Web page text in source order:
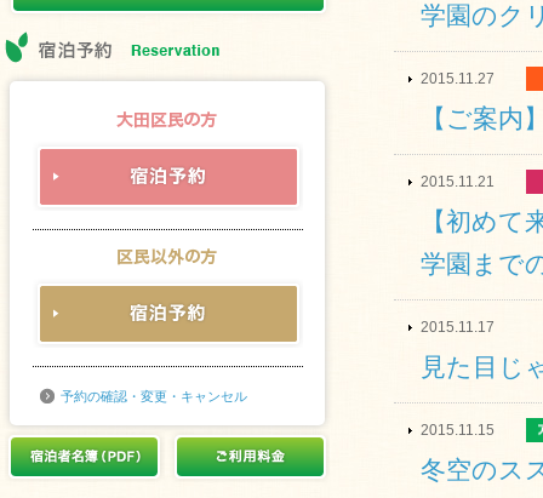
予約の確認・変更・キャンセル
学園のク
2015.11.27
【ご案内
2015.11.21
【初め
学園まで
2015.11.17
見た目じ
2015.11.15
冬空のス